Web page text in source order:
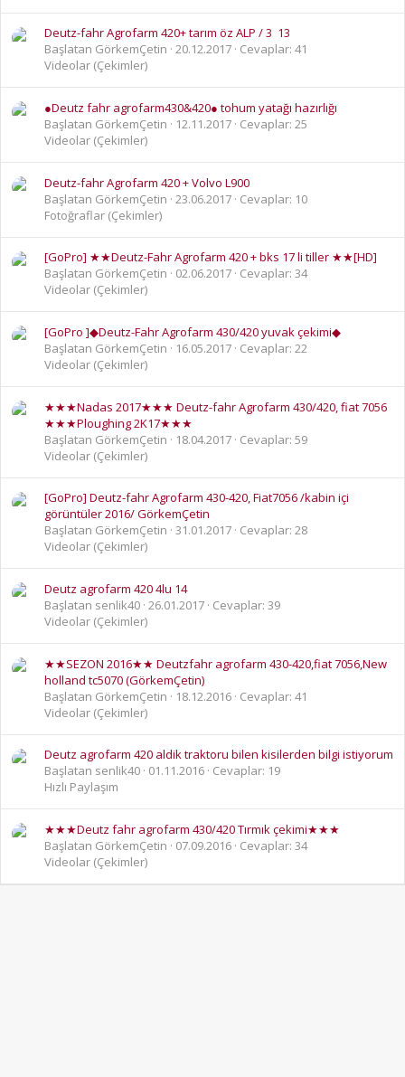
Deutz-fahr Agrofarm 420+ tarım öz ALP / 3  13
Başlatan GörkemÇetin 20.12.2017 Cevaplar: 41
Videolar (Çekimler)
●Deutz fahr agrofarm430&420● tohum yatağı hazırlığı
Başlatan GörkemÇetin
12.11.2017 Cevaplar: 25
Videolar (Çekimler)
Deutz-fahr Agrofarm 420 + Volvo L900
Başlatan GörkemÇetin 23.06.2017 Cevaplar: 10
Fotoğraflar (Çekimler)
[GoPro] ★★Deutz-Fahr Agrofarm 420 + bks 17 li tiller ★★[HD]
Başlatan GörkemÇetin
02.06.2017 Cevaplar: 34
Videolar (Çekimler)
[GoPro ]◆Deutz-Fahr Agrofarm 430/420 yuvak çekimi◆
Başlatan GörkemÇetin
16.05.2017 Cevaplar: 22
Videolar (Çekimler)
★★★Nadas 2017★★★ Deutz-fahr Agrofarm 430/420, fiat 7056
★★★Ploughing 2K17★★★
Başlatan GörkemÇetin
18.04.2017 Cevaplar: 59
Videolar (Çekimler)
[GoPro] Deutz-fahr Agrofarm 430-420, Fiat7056 /kabin içi
görüntüler 2016/ GörkemÇetin
Başlatan GörkemÇetin 31.01.2017 Cevaplar: 28
Videolar (Çekimler)
Deutz agrofarm 420 4lu 14
Başlatan senlik40 26.01.2017 Cevaplar: 39
Videolar (Çekimler)
★★SEZON 2016★★ Deutzfahr agrofarm 430-420,fiat 7056,New
holland tc5070 (GörkemÇetin)
Başlatan GörkemÇetin
18.12.2016 Cevaplar: 41
Videolar (Çekimler)
Deutz agrofarm 420 aldik traktoru bilen kisilerden bilgi istiyorum
Başlatan senlik40 01.11.2016 Cevaplar: 19
Hızlı Paylaşım
★★★Deutz fahr agrofarm 430/420 Tırmık çekimi★★★
Başlatan GörkemÇetin
07.09.2016 Cevaplar: 34
Videolar (Çekimler)